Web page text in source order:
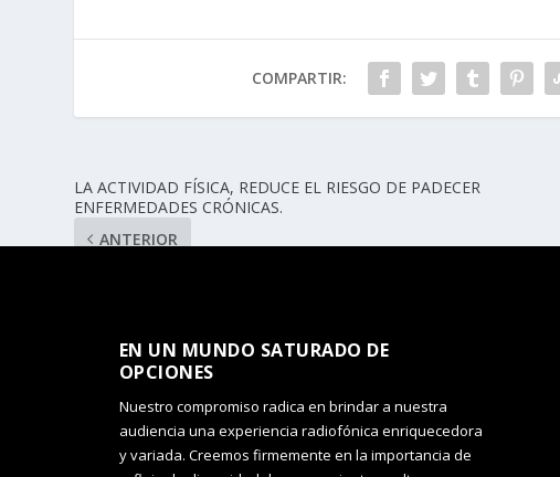
COMPARTIR:
LA ACTIVIDAD FÍSICA, REDUCE EL RIESGO DE PADECER
ENFERMEDADES CRÓNICAS.
ANTERIOR
EN UN MUNDO SATURADO DE
OPCIONES​
Nuestro compromiso radica en brindar a nuestra
audiencia una experiencia radiofónica enriquecedora
y variada. Creemos firmemente en la importancia de